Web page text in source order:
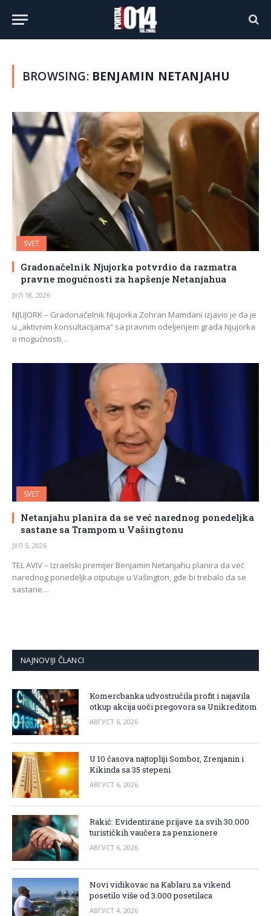
BROWSING: BENJAMIN NETANJAHU
SVET
Gradonačelnik Njujorka potvrdio da razmatra
pravne mogućnosti za hapšenje Netanjahua
ЈУЛ 18, 2026
NJUJORK – Gradonačelnik Njujorka Zohran Mamdani izjavio je da je
u „aktivnim konsultacijama“ sa pravnim odeljenjem grada Njujorka
o mogućnosti…
SVET
Netanjahu planira da se već narednog ponedeljka
sastane sa Trampom u Vašingtonu
ЈУЛ 5, 2026
TEL AVIV – Izraelski premijer Benjamin Netanjahu planira da već
narednog ponedeljka otputuje u Vašington, gde bi trebalo da se
sastane…
NAJNOVIJI ČLANCI
Komercbanka udvostručila profit i najavila
otkup akcija uoči pregovora sa Unikreditom
АВГУСТ 6, 2026
U 10 časova najtopliji Sombor, Zrenjanin i
Kikinda sa 35 stepeni
АВГУСТ 6, 2026
Rakić: Evidentirane prijave za svih 30.000
turističkih vaučera za penzionere
АВГУСТ 6, 2026
Novi vidikovac na Kablaru za vikend
posetilo više od 3.000 posetilaca
АВГУСТ 4, 2026